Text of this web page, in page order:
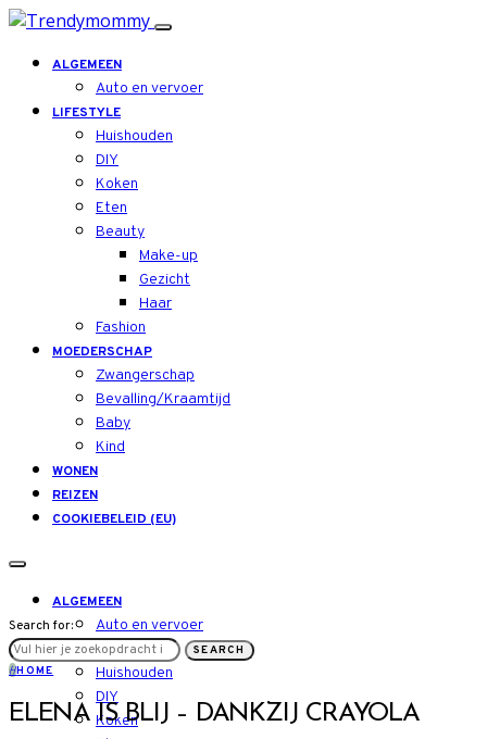
ALGEMEEN
Auto en vervoer
LIFESTYLE
Huishouden
DIY
Koken
Eten
Beauty
Make-up
Gezicht
Haar
Fashion
MOEDERSCHAP
Zwangerschap
Bevalling/Kraamtijd
Baby
Kind
WONEN
REIZEN
COOKIEBELEID (EU)
ALGEMEEN
Auto en vervoer
LIFESTYLE
Huishouden
DIY
Koken
Search for:
SEARCH
HHOME
ELENA IS BLIJ – DANKZIJ CRAYOLA